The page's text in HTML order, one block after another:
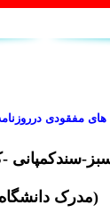
هایمفقودی
سندکمپانی